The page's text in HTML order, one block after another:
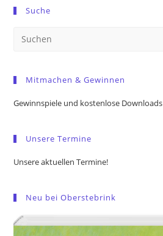
Suche
Mitmachen & Gewinnen
Gewinnspiele und kostenlose Downloads
Unsere Termine
Unsere aktuellen Termine!
Neu bei Oberstebrink